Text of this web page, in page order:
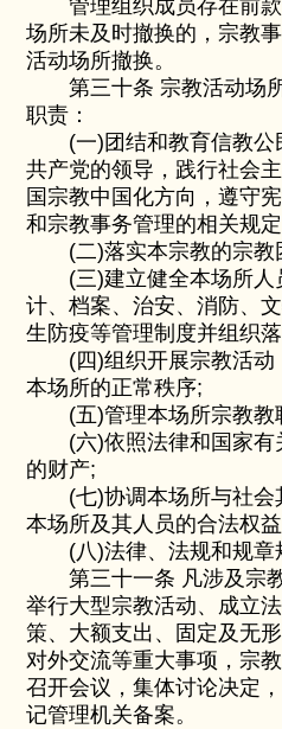
管理组织成员存在前款
场所未及时撤换的，宗教
活动场所撤换。
第三十条 宗教活动场所
职责：
(一)团结和教育信教公
共产党的领导，践行社会
国宗教中国化方向，遵守
和宗教事务管理的相关规
(二)落实本宗教的宗教
(三)建立健全本场所人
计、档案、治安、消防、
生防疫等管理制度并组织
(四)组织开展宗教活动
本场所的正常秩序;
(五)管理本场所宗教教
(六)依照法律和国家有
的财产;
(七)协调本场所与社会
本场所及其人员的合法权
(八)法律、法规和规章
第三十一条 凡涉及宗教
举行大型宗教活动、成立
策、大额支出、固定及无
对外交流等重大事项，宗
召开会议，集体讨论决定
记管理机关备案。